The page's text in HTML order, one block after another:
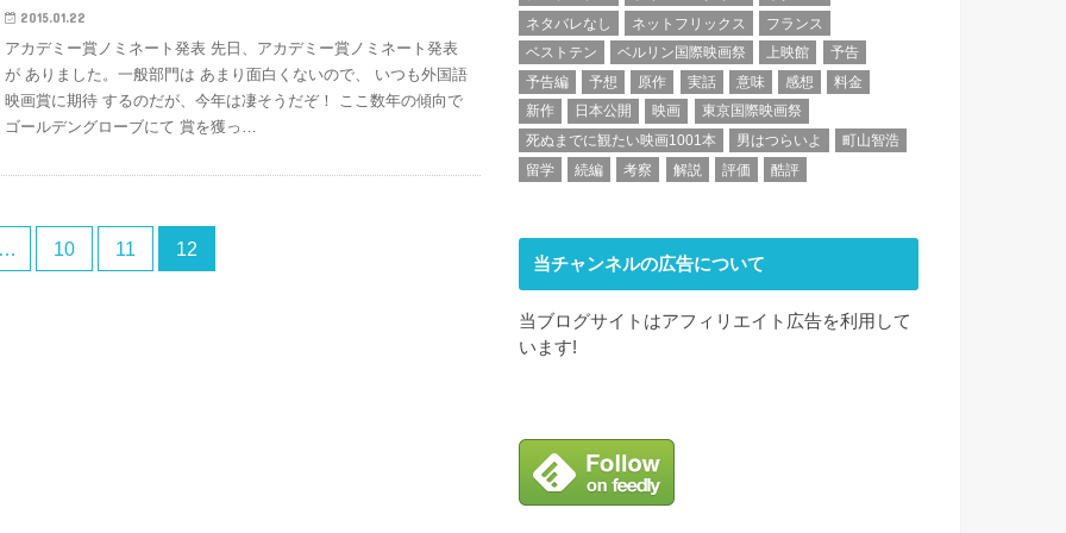
2015.01.22
アカデミー賞ノミネート発表 先日、アカデミー賞ノミネート発表
が ありました。一般部門は あまり面白くないので、 いつも外国語
映画賞に期待 するのだが、今年は凄そうだぞ！ ここ数年の傾向で
ゴールデングローブにて 賞を獲っ…
10 11 12
ネタバレなし
ネットフリックス
フランス
ベストテン
ベルリン国際映画祭 上映館
予告
予告編
予想 原作 実話 意味 感想
料金
新作
日本公開 映画
東京国際映画祭
死ぬまでに観たい映画1001本
男はつらいよ
町山智浩
留学
続編 考察 解説 評価 酷評
当チャンネルの広告について
当ブログサイトはアフィリエイト広告を利用して
います!